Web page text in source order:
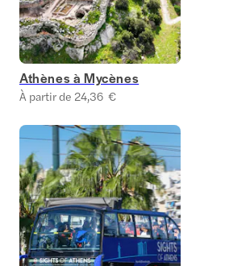
Athènes à Mycènes
À partir de 24,36 €